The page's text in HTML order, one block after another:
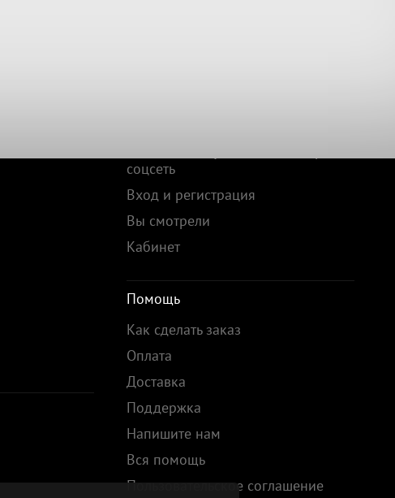
соцсеть
Вход и регистрация
Вы смотрели
Кабинет
Помощь
Как сделать заказ
Оплата
Доставка
Поддержка
Напишите нам
Вся помощь
Пользовательское соглашение